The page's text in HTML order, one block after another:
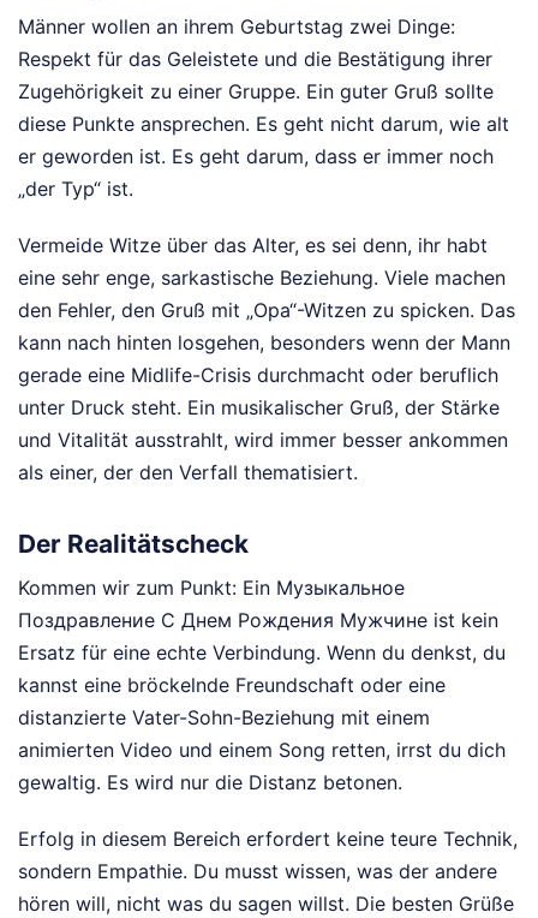
Männer wollen an ihrem Geburtstag zwei Dinge:
Respekt für das Geleistete und die Bestätigung ihrer
Zugehörigkeit zu einer Gruppe. Ein guter Gruß sollte
diese Punkte ansprechen. Es geht nicht darum, wie alt
er geworden ist. Es geht darum, dass er immer noch
„der Typ“ ist.
Vermeide Witze über das Alter, es sei denn, ihr habt
eine sehr enge, sarkastische Beziehung. Viele machen
den Fehler, den Gruß mit „Opa“-Witzen zu spicken. Das
kann nach hinten losgehen, besonders wenn der Mann
gerade eine Midlife-Crisis durchmacht oder beruflich
unter Druck steht. Ein musikalischer Gruß, der Stärke
und Vitalität ausstrahlt, wird immer besser ankommen
als einer, der den Verfall thematisiert.
Der Realitätscheck
Kommen wir zum Punkt: Ein Музыкальное
Поздравление С Днем Рождения Мужчине ist kein
Ersatz für eine echte Verbindung. Wenn du denkst, du
kannst eine bröckelnde Freundschaft oder eine
distanzierte Vater-Sohn-Beziehung mit einem
animierten Video und einem Song retten, irrst du dich
gewaltig. Es wird nur die Distanz betonen.
Erfolg in diesem Bereich erfordert keine teure Technik,
sondern Empathie. Du musst wissen, was der andere
hören will, nicht was du sagen willst. Die besten Grüße